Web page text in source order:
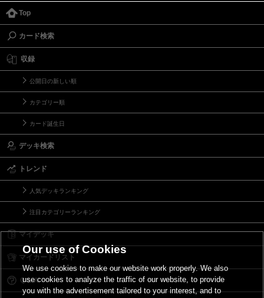
Top
カード検索
収録
公開日の新しい順
カテゴリー順
カード誕生日
デッキ検索
トレンド
人気デッキランキング
注目カテゴリーランキング
マイデッキ
マイカードリスト
Ｑ＆Ａ
Our use of Cookies
We use cookies to make our website work properly. We also
use cookies to analyze the traffic of our website, to provide
you with the advertisement tailored to your interest, and to